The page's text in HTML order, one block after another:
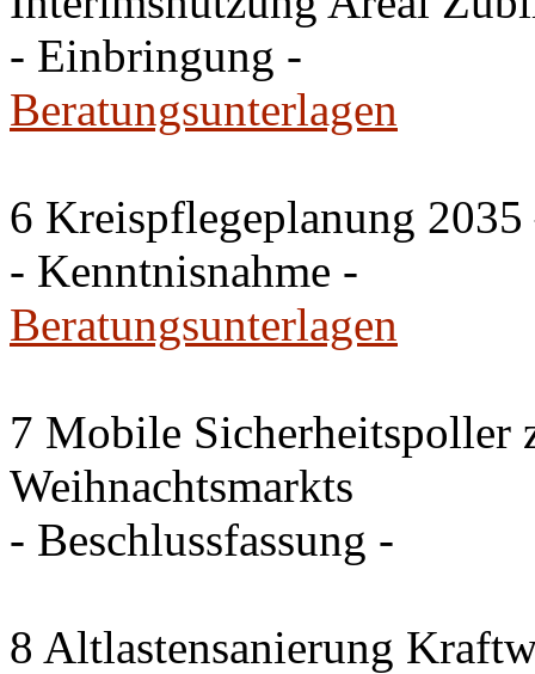
- Einbringung -
Beratungsunterlagen
6 Kreispflegeplanung
- Kenntnisnahme -
Beratungsunterlagen
7 Mobile Sicherheitspoller
Weihnachtsmarkts
- Beschlussfassung -
8 Altlastensanierung